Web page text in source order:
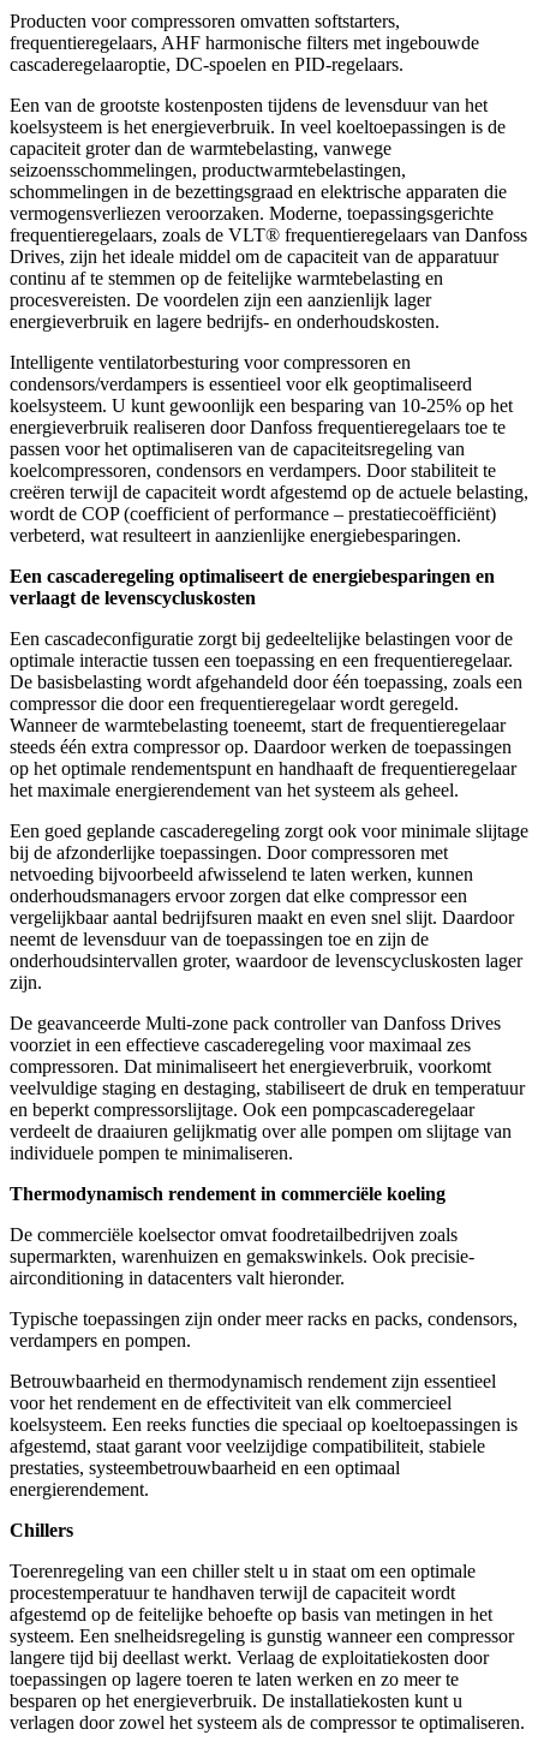
Producten voor compressoren omvatten softstarters,
frequentieregelaars, AHF harmonische filters met ingebouwde
cascaderegelaaroptie, DC-spoelen en PID-regelaars.
Een van de grootste kostenposten tijdens de levensduur van het
koelsysteem is het energieverbruik. In veel koeltoepassingen is de
capaciteit groter dan de warmtebelasting, vanwege
seizoensschommelingen, productwarmtebelastingen,
schommelingen in de bezettingsgraad en elektrische apparaten die
vermogensverliezen veroorzaken. Moderne, toepassingsgerichte
frequentieregelaars, zoals de VLT® frequentieregelaars van Danfoss
Drives, zijn het ideale middel om de capaciteit van de apparatuur
continu af te stemmen op de feitelijke warmtebelasting en
procesvereisten. De voordelen zijn een aanzienlijk lager
energieverbruik en lagere bedrijfs- en onderhoudskosten.
Intelligente ventilatorbesturing voor compressoren en
condensors/verdampers is essentieel voor elk geoptimaliseerd
koelsysteem. U kunt gewoonlijk een besparing van 10-25% op het
energieverbruik realiseren door Danfoss frequentieregelaars toe te
passen voor het optimaliseren van de capaciteitsregeling van
koelcompressoren, condensors en verdampers. Door stabiliteit te
creëren terwijl de capaciteit wordt afgestemd op de actuele belasting,
wordt de COP (coefficient of performance – prestatiecoëfficiënt)
verbeterd, wat resulteert in aanzienlijke energiebesparingen.
Een cascaderegeling optimaliseert de energiebesparingen en
verlaagt de levenscycluskosten
Een cascadeconfiguratie zorgt bij gedeeltelijke belastingen voor de
optimale interactie tussen een toepassing en een frequentieregelaar.
De basisbelasting wordt afgehandeld door één toepassing, zoals een
compressor die door een frequentieregelaar wordt geregeld.
Wanneer de warmtebelasting toeneemt, start de frequentieregelaar
steeds één extra compressor op. Daardoor werken de toepassingen
op het optimale rendementspunt en handhaaft de frequentieregelaar
het maximale energierendement van het systeem als geheel.
Een goed geplande cascaderegeling zorgt ook voor minimale slijtage
bij de afzonderlijke toepassingen. Door compressoren met
netvoeding bijvoorbeeld afwisselend te laten werken, kunnen
onderhoudsmanagers ervoor zorgen dat elke compressor een
vergelijkbaar aantal bedrijfsuren maakt en even snel slijt. Daardoor
neemt de levensduur van de toepassingen toe en zijn de
onderhoudsintervallen groter, waardoor de levenscycluskosten lager
zijn.
De geavanceerde Multi-zone pack controller van Danfoss Drives
voorziet in een effectieve cascaderegeling voor maximaal zes
compressoren. Dat minimaliseert het energieverbruik, voorkomt
veelvuldige staging en destaging, stabiliseert de druk en temperatuur
en beperkt compressorslijtage. Ook een pompcascaderegelaar
verdeelt de draaiuren gelijkmatig over alle pompen om slijtage van
individuele pompen te minimaliseren.
Thermodynamisch rendement in commerciële koeling
De commerciële koelsector omvat foodretailbedrijven zoals
supermarkten, warenhuizen en gemakswinkels. Ook precisie-
airconditioning in datacenters valt hieronder.
Typische toepassingen zijn onder meer racks en packs, condensors,
verdampers en pompen.
Betrouwbaarheid en thermodynamisch rendement zijn essentieel
voor het rendement en de effectiviteit van elk commercieel
koelsysteem. Een reeks functies die speciaal op koeltoepassingen is
afgestemd, staat garant voor veelzijdige compatibiliteit, stabiele
prestaties, systeembetrouwbaarheid en een optimaal
energierendement.
Chillers
Toerenregeling van een chiller stelt u in staat om een optimale
procestemperatuur te handhaven terwijl de capaciteit wordt
afgestemd op de feitelijke behoefte op basis van metingen in het
systeem. Een snelheidsregeling is gunstig wanneer een compressor
langere tijd bij deellast werkt. Verlaag de exploitatiekosten door
toepassingen op lagere toeren te laten werken en zo meer te
besparen op het energieverbruik. De installatiekosten kunt u
verlagen door zowel het systeem als de compressor te optimaliseren.